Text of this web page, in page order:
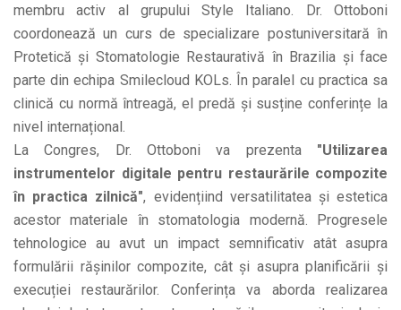
membru activ al grupului Style Italiano. Dr. Ottoboni
coordonează un curs de specializare postuniversitară în
Protetică și Stomatologie Restaurativă în Brazilia și face
parte din echipa Smilecloud KOLs. În paralel cu practica sa
clinică cu normă întreagă, el predă și susține conferințe la
nivel internațional.
La Congres, Dr. Ottoboni va prezenta "Utilizarea
instrumentelor digitale pentru restaurările compozite
în practica zilnică", evidențiind versatilitatea și estetica
acestor materiale în stomatologia modernă. Progresele
tehnologice au avut un impact semnificativ atât asupra
formulării rășinilor compozite, cât și asupra planificării și
execuției restaurărilor. Conferința va aborda realizarea